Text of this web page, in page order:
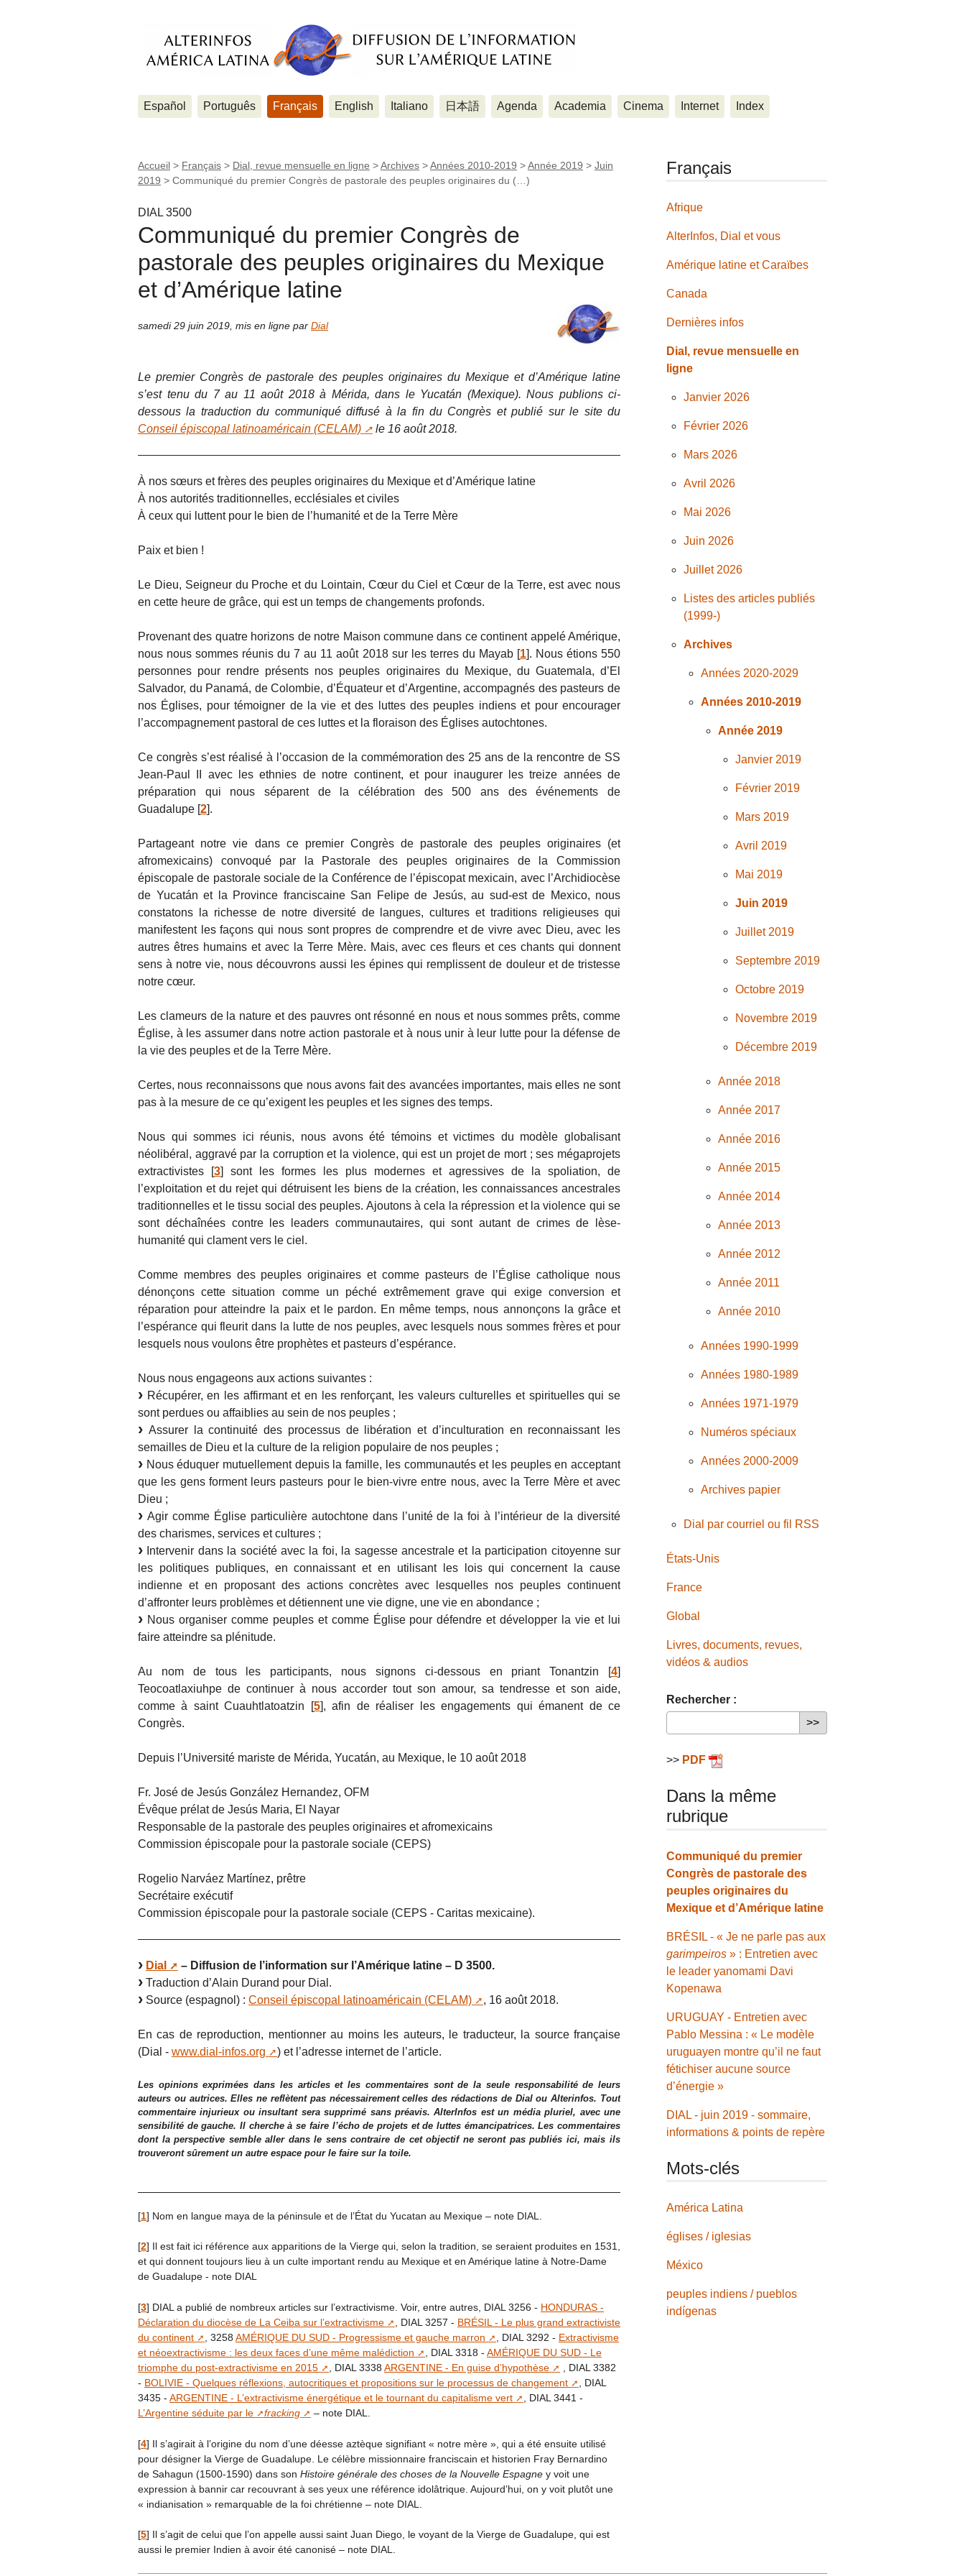
Español Português Français English Italiano 日本語 Agenda Academia Cinema Internet Index
Accueil > Français > Dial, revue mensuelle en ligne >Archives >Années 2010-2019 >Année 2019 > Juin
2019 > Communiqué du premier Congrès de pastorale des peuples originaires du (…)
DIAL 3500
Communiqué du premier Congrès de
pastorale des peuples originaires du Mexique
et d’Amérique latine
samedi 29 juin 2019 mis en ligne par Dial
Le premier Congrès de pastorale des peuples originaires du Mexique et d’Amérique latine
s’est tenu du 7 au 11 août 2018 à Mérida, dans le Yucatán (Mexique). Nous publions ci-
dessous la traduction du communiqué diffusé à la fin du Congrès et publié sur le site du
Conseil épiscopal latinoaméricain (CELAM)
le 16 août 2018.
À nos sœurs et frères des peuples originaires du Mexique et d’Amérique latine
À nos autorités traditionnelles, ecclésiales et civiles
À ceux qui luttent pour le bien de l’humanité et de la Terre Mère
Paix et bien !
Le Dieu, Seigneur du Proche et du Lointain, Cœur du Ciel et Cœur de la Terre, est avec nous
en cette heure de grâce, qui est un temps de changements profonds.
Provenant des quatre horizons de notre Maison commune dans ce continent appelé Amérique,
nous nous sommes réunis du 7 au 11 août 2018 sur les terres du Mayab[1]. Nous étions 550
personnes pour rendre présents nos peuples originaires du Mexique, du Guatemala, d’El
Salvador, du Panamá, de Colombie, d’Équateur et d’Argentine, accompagnés des pasteurs de
nos Églises, pour témoigner de la vie et des luttes des peuples indiens et pour encourager
l’accompagnement pastoral de ces luttes et la floraison des Églises autochtones.
Ce congrès s’est réalisé à l’occasion de la commémoration des 25 ans de la rencontre de SS
Jean-Paul II avec les ethnies de notre continent, et pour inaugurer les treize années de
préparation qui nous séparent de la célébration des 500 ans des événements de
Guadalupe [2].
Partageant notre vie dans ce premier Congrès de pastorale des peuples originaires (et
afromexicains) convoqué par la Pastorale des peuples originaires de la Commission
épiscopale de pastorale sociale de la Conférence de l’épiscopat mexicain, avec l’Archidiocèse
de Yucatán et la Province franciscaine San Felipe de Jesús, au sud-est de Mexico, nous
constatons la richesse de notre diversité de langues, cultures et traditions religieuses qui
manifestent les façons qui nous sont propres de comprendre et de vivre avec Dieu, avec les
autres êtres humains et avec la Terre Mère. Mais, avec ces fleurs et ces chants qui donnent
sens à notre vie, nous découvrons aussi les épines qui remplissent de douleur et de tristesse
notre cœur.
Les clameurs de la nature et des pauvres ont résonné en nous et nous sommes prêts, comme
Église, à les assumer dans notre action pastorale et à nous unir à leur lutte pour la défense de
la vie des peuples et de la Terre Mère.
Certes, nous reconnaissons que nous avons fait des avancées importantes, mais elles ne sont
pas à la mesure de ce qu’exigent les peuples et les signes des temps.
Nous qui sommes ici réunis, nous avons été témoins et victimes du modèle globalisant
néolibéral, aggravé par la corruption et la violence, qui est un projet de mort ; ses mégaprojets
extractivistes [3]
sont les formes les plus modernes et agressives de la spoliation, de
l’exploitation et du rejet qui détruisent les biens de la création, les connaissances ancestrales
traditionnelles et le tissu social des peuples. Ajoutons à cela la répression et la violence qui se
sont déchaînées contre les leaders communautaires, qui sont autant de crimes de lèse-
humanité qui clament vers le ciel.
Comme membres des peuples originaires et comme pasteurs de l’Église catholique nous
dénonçons cette situation comme un péché extrêmement grave qui exige conversion et
réparation pour atteindre la paix et le pardon. En même temps, nous annonçons la grâce et
l’espérance qui fleurit dans la lutte de nos peuples, avec lesquels nous sommes frères et pour
lesquels nous voulons être prophètes et pasteurs d’espérance.
Nous nous engageons aux actions suivantes :
Récupérer, en les affirmant et en les renforçant, les valeurs culturelles et spirituelles qui se
sont perdues ou affaiblies au sein de nos peuples ;
Assurer la continuité des processus de libération et d’inculturation en reconnaissant les
semailles de Dieu et la culture de la religion populaire de nos peuples ;
Nous éduquer mutuellement depuis la famille, les communautés et les peuples en acceptant
que les gens forment leurs pasteurs pour le bien-vivre entre nous, avec la Terre Mère et avec
Dieu ;
Agir comme Église particulière autochtone dans l’unité de la foi à l’intérieur de la diversité
des charismes, services et cultures ;
Intervenir dans la société avec la foi, la sagesse ancestrale et la participation citoyenne sur
les politiques publiques, en connaissant et en utilisant les lois qui concernent la cause
indienne et en proposant des actions concrètes avec lesquelles nos peuples continuent
d’affronter leurs problèmes et détiennent une vie digne, une vie en abondance ;
Nous organiser comme peuples et comme Église pour défendre et développer la vie et lui
faire atteindre sa plénitude.
Au nom de tous les participants, nous signons ci-dessous en priant Tonantzin [4]
Teocoatlaxiuhpe de continuer à nous accorder tout son amour, sa tendresse et son aide,
comme à saint Cuauhtlatoatzin [5], afin de réaliser les engagements qui émanent de ce
Congrès.
Depuis l’Université mariste de Mérida, Yucatán, au Mexique, le 10 août 2018
Fr. José de Jesús González Hernandez, OFM
Évêque prélat de Jesús Maria, El Nayar
Responsable de la pastorale des peuples originaires et afromexicains
Commission épiscopale pour la pastorale sociale (CEPS)
Rogelio Narváez Martínez, prêtre
Secrétaire exécutif
Commission épiscopale pour la pastorale sociale (CEPS - Caritas mexicaine).
Dial
– Diffusion de l’information sur l’Amérique latine – D 3500.
Traduction d’Alain Durand pour Dial.
Source (espagnol) : Conseil épiscopal latinoaméricain (CELAM) , 16 août 2018.
En cas de reproduction, mentionner au moins les auteurs, le traducteur, la source française
(Dial - www.dial-infos.org ) et l’adresse internet de l’article.
Les opinions exprimées dans les articles et les commentaires sont de la seule responsabilité de leurs
auteurs ou autrices. Elles ne reflètent pas nécessairement celles des rédactions de Dial ou Alterinfos. Tout
commentaire injurieux ou insultant sera supprimé sans préavis. AlterInfos est un média pluriel, avec une
sensibilité de gauche. Il cherche à se faire l’écho de projets et de luttes émancipatrices. Les commentaires
dont la perspective semble aller dans le sens contraire de cet objectif ne seront pas publiés ici, mais ils
trouveront sûrement un autre espace pour le faire sur la toile.
[1] Nom en langue maya de la péninsule et de l’État du Yucatan au Mexique – note DIAL.
[2] Il est fait ici référence aux apparitions de la Vierge qui, selon la tradition, se seraient produites en 1531,
et qui donnent toujours lieu à un culte important rendu au Mexique et en Amérique latine à Notre-Dame
de Guadalupe - note DIAL
[3] DIAL a publié de nombreux articles sur l’extractivisme. Voir, entre autres, DIAL 3256 - HONDURAS -
Déclaration du diocèse de La Ceiba sur l’extractivisme
, DIAL 3257 - BRÉSIL - Le plus grand extractiviste
du continent
, 3258 AMÉRIQUE DU SUD - Progressisme et gauche marron , DIAL 3292 - Extractivisme
et néoextractivisme : les deux faces d’une même malédiction
, DIAL 3318 - AMÉRIQUE DU SUD - Le
triomphe du post-extractivisme en 2015
, DIAL 3338 ARGENTINE - En guise d’hypothèse
, DIAL 3382
- BOLIVIE - Quelques réflexions, autocritiques et propositions sur le processus de changement
, DIAL
3435 - ARGENTINE - L’extractivisme énergétique et le tournant du capitalisme vert
, DIAL 3441 -
L’Argentine séduite par le
fracking – note DIAL.
[4] Il s’agirait à l’origine du nom d’une déesse aztèque signifiant « notre mère », qui a été ensuite utilisé
pour désigner la Vierge de Guadalupe. Le célèbre missionnaire franciscain et historien Fray Bernardino
de Sahagun (1500-1590) dans son Histoire générale des choses de la Nouvelle Espagne y voit une
expression à bannir car recouvrant à ses yeux une référence idolâtrique. Aujourd’hui, on y voit plutôt une
« indianisation » remarquable de la foi chrétienne – note DIAL.
[5] Il s’agit de celui que l’on appelle aussi saint Juan Diego, le voyant de la Vierge de Guadalupe, qui est
aussi le premier Indien à avoir été canonisé – note DIAL.
Français
Afrique
AlterInfos, Dial et vous
Amérique latine et Caraïbes
Canada
Dernières infos
Dial, revue mensuelle en
ligne
Janvier 2026
Février 2026
Mars 2026
Avril 2026
Mai 2026
Juin 2026
Juillet 2026
Listes des articles publiés
(1999-)
Archives
Années 2020-2029
Années 2010-2019
Année 2019
Janvier 2019
Février 2019
Mars 2019
Avril 2019
Mai 2019
Juin 2019
Juillet 2019
Septembre 2019
Octobre 2019
Novembre 2019
Décembre 2019
Année 2018
Année 2017
Année 2016
Année 2015
Année 2014
Année 2013
Année 2012
Année 2011
Année 2010
Années 1990-1999
Années 1980-1989
Années 1971-1979
Numéros spéciaux
Années 2000-2009
Archives papier
Dial par courriel ou fil RSS
États-Unis
France
Global
Livres, documents, revues,
vidéos & audios
Rechercher :
>> PDF
Dans la même
rubrique
Communiqué du premier
Congrès de pastorale des
peuples originaires du
Mexique et d’Amérique latine
BRÉSIL - « Je ne parle pas aux
garimpeiros » : Entretien avec
le leader yanomami Davi
Kopenawa
URUGUAY - Entretien avec
Pablo Messina : « Le modèle
uruguayen montre qu’il ne faut
fétichiser aucune source
d’énergie »
DIAL - juin 2019 - sommaire,
informations & points de repère
Mots-clés
América Latina
églises / iglesias
México
peuples indiens / pueblos
indígenas